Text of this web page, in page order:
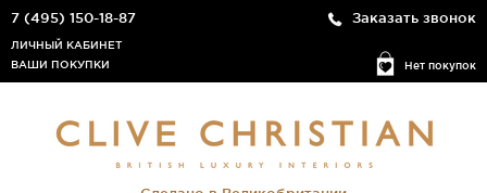
7 (495) 150-18-87 Заказать звонок
Нет покупок
ЛИЧНЫЙ КАБИНЕТ
ВАШИ ПОКУПКИ